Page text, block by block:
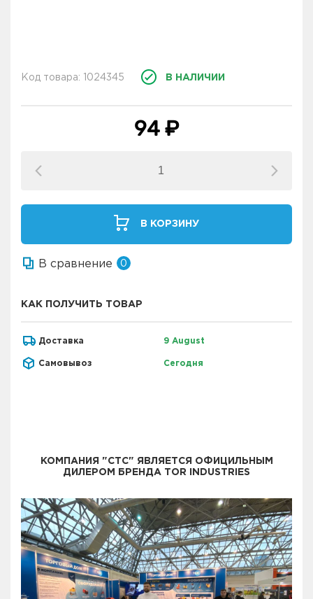
Код товара: 1024345 В НАЛИЧИИ
94 ₽
В КОРЗИНУ
В сравнение 0
КАК ПОЛУЧИТЬ ТОВАР
Доставка 9 August
Самовывоз Сегодня
КОМПАНИЯ "СТС" ЯВЛЯЕТСЯ ОФИЦИЛЬНЫМ
ДИЛЕРОМ БРЕНДА TOR INDUSTRIES